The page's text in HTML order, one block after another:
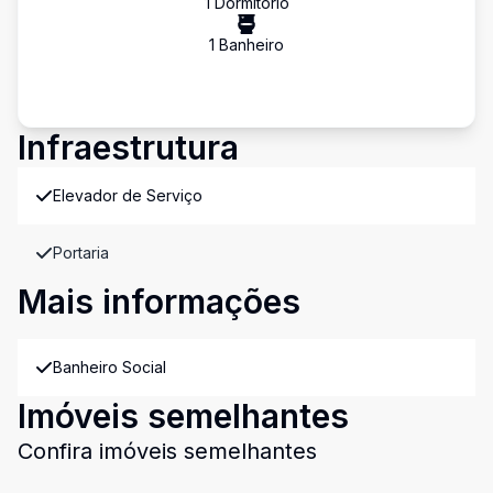
1 Banheiro
Infraestrutura
Elevador de Serviço
Portaria
Mais informações
Banheiro Social
Imóveis semelhantes
Confira imóveis semelhantes